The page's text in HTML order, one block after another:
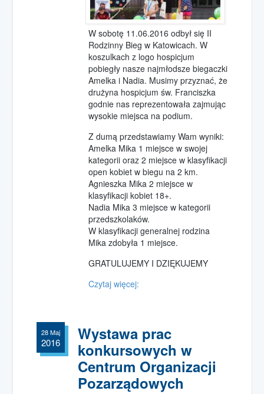
W sobotę 11.06.2016 odbył się II
Rodzinny Bieg w Katowicach. W
koszulkach z logo hospicjum
pobiegły nasze najmłodsze biegaczki
Amelka i Nadia. Musimy przyznać, że
drużyna hospicjum św. Franciszka
godnie nas reprezentowała zajmując
wysokie miejsca na podium.
Z dumą przedstawiamy Wam wyniki:
Amelka Mika 1 miejsce w swojej
kategorii oraz 2 miejsce w klasyfikacji
open kobiet w biegu na 2 km.
Agnieszka Mika 2 miejsce w
klasyfikacji kobiet 18+.
Nadia Mika 3 miejsce w kategorii
przedszkolaków.
W klasyfikacji generalnej rodzina
Mika zdobyła 1 miejsce.
GRATULUJEMY I DZIĘKUJEMY
Czytaj więcej:
Wystawa prac
konkursowych w
Centrum Organizacji
Pozarządowych
28 Maj
2016